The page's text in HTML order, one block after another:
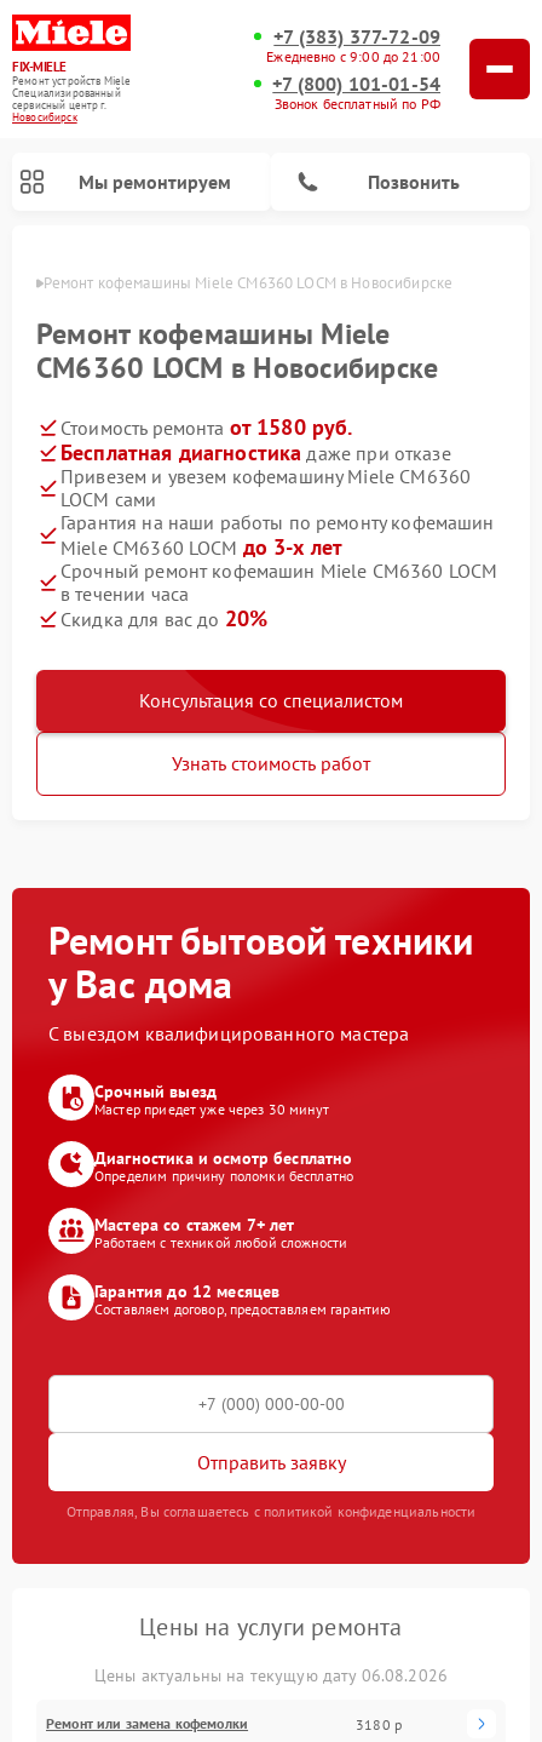
FIX-MIELE
Ремонт устройств Miele
Специализированный
cервисный центр г.
Новосибирск
+7 (383) 377-72-09
Ежедневно с 9:00 до 21:00
+7 (800) 101-01-54
Звонок бесплатный по РФ
Мы ремонтируем Позвонить
Ремонт кофемашины Miele CM6360 LOCM в Новосибирске
Ремонт кофемашины Miele
CM6360 LOCM в Новосибирске
Стоимость ремонта от 1580 руб.
Бесплатная диагностика даже при отказе
Привезем и увезем кофемашину Miele CM6360
LOCM сами
Гарантия на наши работы по ремонту кофемашин
Miele CM6360 LOCM до 3-х лет
Срочный ремонт кофемашин Miele CM6360 LOCM
в течении часа
Скидка для вас до 20%
Консультация со специалистом
Узнать стоимость работ
Ремонт бытовой техники
у Вас дома
С выездом квалифицированного мастера
Срочный выезд
Мастер приедет уже через 30 минут
Диагностика и осмотр бесплатно
Определим причину поломки бесплатно
Мастера со стажем 7+ лет
Работаем с техникой любой сложности
Гарантия до 12 месяцев
Составляем договор, предоставляем гарантию
Отправить заявку
Отправляя, Вы соглашаетесь с политикой конфиденциальности
Цены на услуги ремонта
Цены актуальны на текущую дату 06.08.2026
Ремонт или замена кофемолки 3180 р